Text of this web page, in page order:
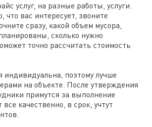
услуг, на разные работы, услуги.
что вас интересует, звоните
сразу, какой объем мусора,
сколько нужно
точно рассчитать стоимость
индивидуальна, поэтому лучше
на объекте. После утверждения
примутся за выполнение
качественно, в срок, учтут